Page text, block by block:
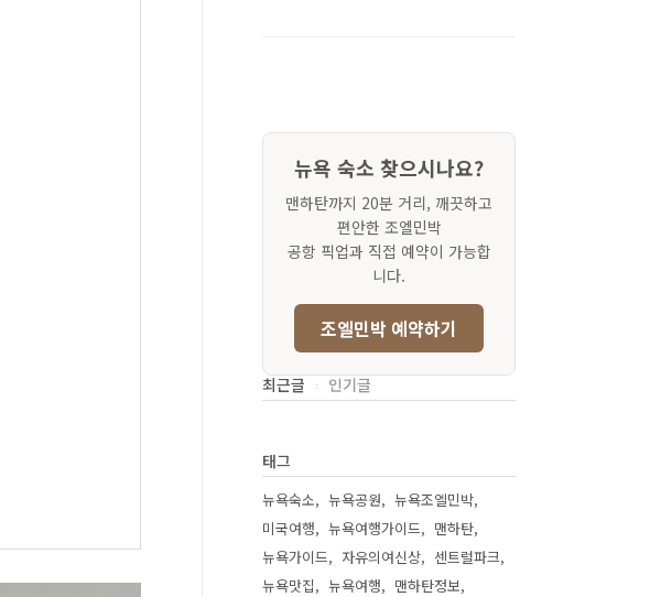
뉴욕 숙소 찾으시나요?
맨하탄까지 20분 거리, 깨끗하고
편안한 조엘민박
공항 픽업과 직접 예약이 가능합
니다.
조엘민박 예약하기
최근글 인기글
태그
뉴욕숙소 뉴욕공원
뉴욕조엘민박
미국여행
뉴욕여행가이드
맨하탄
뉴욕가이드
자유의여신상
센트럴파크
뉴욕맛집
뉴욕여행
맨하탄정보